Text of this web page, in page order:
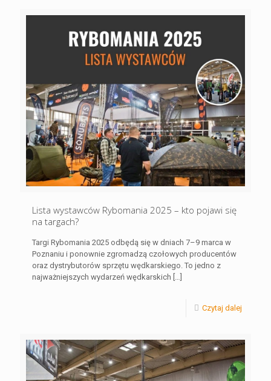
Lista wystawców Rybomania 2025 – kto pojawi się
na targach?
Targi Rybomania 2025 odbędą się w dniach 7–9 marca w
Poznaniu i ponownie zgromadzą czołowych producentów
oraz dystrybutorów sprzętu wędkarskiego. To jedno z
najważniejszych wydarzeń wędkarskich […]
Czytaj dalej